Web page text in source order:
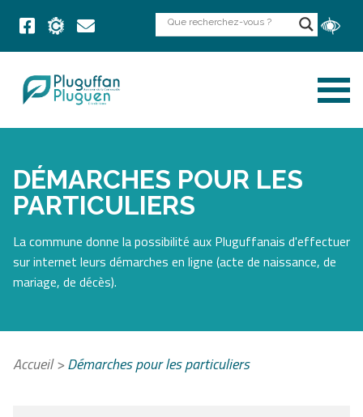
DÉMARCHES POUR LES
PARTICULIERS
La commune donne la possibilité aux Pluguffanais d'effectuer
sur internet leurs démarches en ligne (acte de naissance, de
mariage, de décès).
Accueil>Démarches pour les particuliers